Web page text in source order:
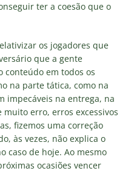
ter a coesão que o
os jogadores que
que a gente
conteúdo em todos os
na parte tática, como na
impecáveis na entrega, na
erro, erros excessivos
fizemos uma correção
às vezes, não explica o
caso de hoje. Ao mesmo
ocasiões vencer